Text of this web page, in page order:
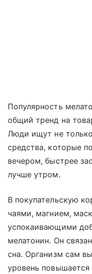
Популярность
общий тренд на
Люди ищут не
средства, которые
вечером, быстрее
лучше утром.
В покупательскую
чаями, магнием,
успокаивающими
мелатонин. Он
сна. Организм сам
уровень